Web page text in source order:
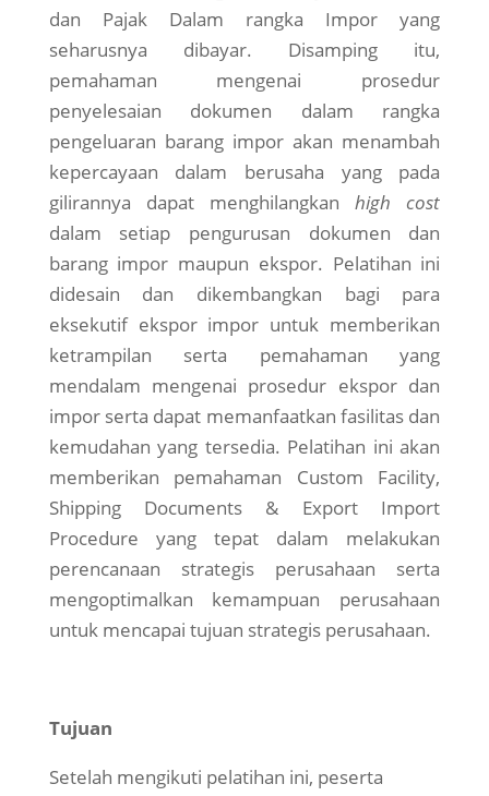
dan Pajak Dalam rangka Impor yang
seharusnya dibayar. Disamping itu,
pemahaman mengenai prosedur
penyelesaian dokumen dalam rangka
pengeluaran barang impor akan menambah
kepercayaan dalam berusaha yang pada
gilirannya dapat menghilangkanhigh cost
dalam setiap pengurusan dokumen dan
barang impor maupun ekspor. Pelatihan ini
didesain dan dikembangkan bagi para
eksekutif ekspor impor untuk memberikan
ketrampilan serta pemahaman yang
mendalam mengenai prosedur ekspor dan
impor serta dapat memanfaatkan fasilitas dan
kemudahan yang tersedia. Pelatihan ini akan
memberikan pemahaman Custom Facility,
Shipping Documents & Export Import
Procedure yang tepat dalam melakukan
perencanaan strategis perusahaan serta
mengoptimalkan kemampuan perusahaan
untuk mencapai tujuan strategis perusahaan.
Tujuan
Setelah mengikuti pelatihan ini, peserta